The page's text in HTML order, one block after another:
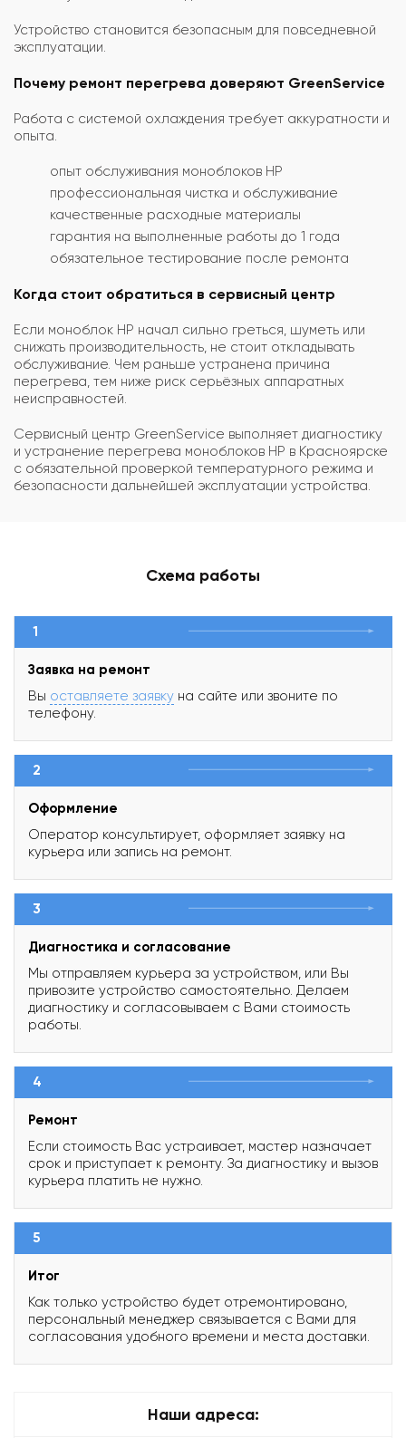
Устройство становится безопасным для повседневной
эксплуатации.
Почему ремонт перегрева доверяют GreenService
Работа с системой охлаждения требует аккуратности и
опыта.
опыт обслуживания моноблоков HP
профессиональная чистка и обслуживание
качественные расходные материалы
гарантия на выполненные работы до 1 года
обязательное тестирование после ремонта
Когда стоит обратиться в сервисный центр
Если моноблок HP начал сильно греться, шуметь или
снижать производительность, не стоит откладывать
обслуживание. Чем раньше устранена причина
перегрева, тем ниже риск серьёзных аппаратных
неисправностей.
Сервисный центр GreenService выполняет диагностику
и устранение перегрева моноблоков HP в Красноярске
с обязательной проверкой температурного режима и
безопасности дальнейшей эксплуатации устройства.
Схема работы
1
Заявка на ремонт
Вы оставляете заявку на сайте или звоните по
телефону.
2
Оформление
Оператор консультирует, оформляет заявку на
курьера или запись на ремонт.
3
Диагностика и согласование
Мы отправляем курьера за устройством, или Вы
привозите устройство самостоятельно. Делаем
диагностику и согласовываем с Вами стоимость
работы.
4
Ремонт
Если стоимость Вас устраивает, мастер назначает
срок и приступает к ремонту. За диагностику и вызов
курьера платить не нужно.
5
Итог
Как только устройство будет отремонтировано,
персональный менеджер связывается с Вами для
согласования удобного времени и места доставки.
Наши адреса: